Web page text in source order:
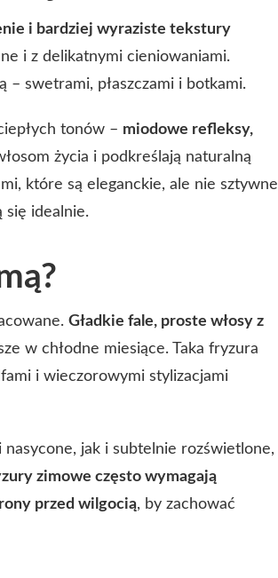
i bardziej wyraziste tekstury
i z delikatnymi cieniowaniami.
– swetrami, płaszczami i botkami.
tonów – miodowe refleksy,
życia i podkreślają naturalną
które są eleganckie, ale nie sztywne
się idealnie.
Gładkie fale, proste włosy z
w chłodne miesiące. Taka fryzura
i wieczorowymi stylizacjami
nasycone, jak i subtelnie rozświetlone,
zimowe często wymagają
przed wilgocią, by zachować